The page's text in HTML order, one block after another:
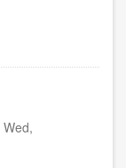
Wed,